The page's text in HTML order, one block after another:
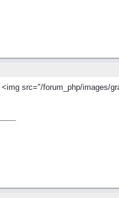
src="/forum_php/images/